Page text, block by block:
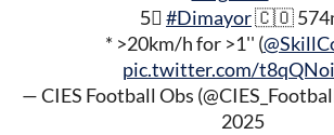
5⃣ #Dimayor🇨🇴
* >20km/h for >1'' (
pic.twitter.com/
— CIES Football Obs
2025